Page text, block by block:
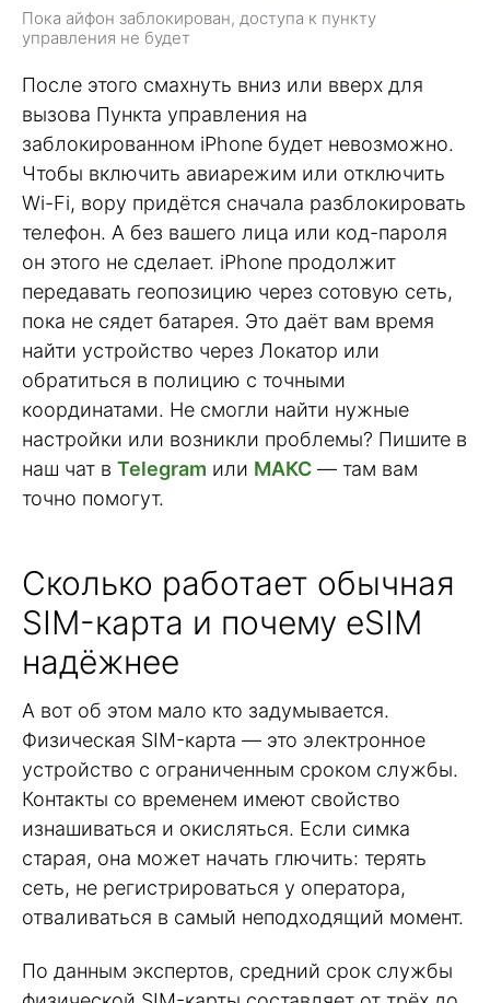
Пока айфон заблокирован, доступа к пункту
управления не будет
После этого смахнуть вниз или вверх для
вызова Пункта управления на
заблокированном iPhone будет невозможно.
Чтобы включить авиарежим или отключить
Wi-Fi, вору придётся сначала разблокировать
телефон. А без вашего лица или код-пароля
он этого не сделает. iPhone продолжит
передавать геопозицию через сотовую сеть,
пока не сядет батарея. Это даёт вам время
найти устройство через Локатор или
обратиться в полицию с точными
координатами. Не смогли найти нужные
настройки или возникли проблемы? Пишите в
наш чат в Telegram или МАКС — там вам
точно помогут.
Сколько работает обычная
SIM-карта и почему eSIM
надёжнее
А вот об этом мало кто задумывается.
Физическая SIM-карта — это электронное
устройство с ограниченным сроком службы.
Контакты со временем имеют свойство
изнашиваться и окисляться. Если симка
старая, она может начать глючить: терять
сеть, не регистрироваться у оператора,
отваливаться в самый неподходящий момент.
По данным экспертов, средний срок службы